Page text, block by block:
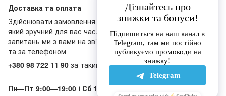
Доставка та оплата
Здійснювати замовлення на нашому сайті ви можете у будь-
який зручний для вас час. У разі виникнення додаткових
запитань ми з вами на зв’язку у Telegram-чаті, месенджерах
та за телефоном
+380 98 722 11 90 за таким графіком:
Пн—Пт 9:00—19:00 і Сб 10:00—18:00, Нд - вихідний